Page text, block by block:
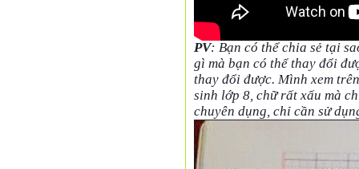
PV: Bạn có thể chia sẻ tại
gì mà bạn có thể thay đổi
thay đổi được. Mình xem
sinh lớp 8, chữ rất xấu mà
chuyên dụng, chỉ cần sử